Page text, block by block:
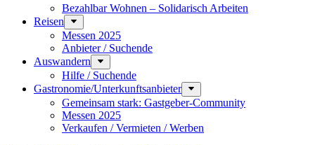
Bezahlbar Wohnen – Solida­risch Arbeiten
Reisen
Messen 2025
Anbieter / Suchende
Auswandern
Hilfe / Suchende
Gastronomie/Unterkunftsanbieter
Gemeinsam stark: Gastgeber-Community
Messen 2025
Verkaufen / Vermieten / Werben